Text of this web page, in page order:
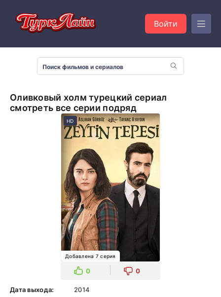
Войти
Оливковый холм турецкий сериал
смотреть все серии подряд
HD
Добавлена 7 серия
0 0
Дата выхода:
2014